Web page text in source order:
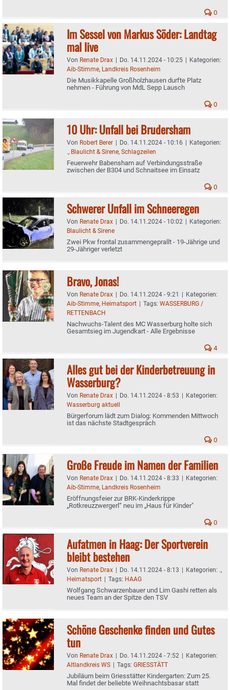
0
Im Sessel von Markus Söder: Landtag
mal live
Von Renate Drax | Do. 14.11.2024 - 10:25 | Kategorien:
Aib-Stimme, Landkreis Rosenheim
Die Musikkapelle Großholzhausen durfte Platz
nehmen - Führung von MdL Sepp Lausch
0
10 Uhr: Unfall bei Brudersham
Von Robert Berer | Do. 14.11.2024 - 10:16 | Kategorien:
., Blaulicht & Sirene, Schlagzeilen
Feuerwehr Babensham auf Verbindungsstraße
zwischen der B304 und Schnaitsee im Einsatz
0
Schwerer Unfall im Schneeregen
Von Renate Drax | Do. 14.11.2024 - 10:02 | Kategorien:
Blaulicht & Sirene
Zwei Pkw frontal zusammengeprallt - 19-Jährige und
29-Jähriger verletzt
Bravo, Jonas!
Von Renate Drax | Do. 14.11.2024 - 9:21 | Kategorien:
Aib-Stimme, Heimatsport | Tags: WASSERBURG /
RETTENBACH
Nachwuchs-Talent des MC Wasserburg holte sich
Gesamtsieg im Jugendkart - Alle Ergebnisse
4
Alles gut bei der Kinderbetreuung in
Wasserburg?
Von Renate Drax | Do. 14.11.2024 - 8:53 | Kategorien:
Wasserburg aktuell
Bürgerforum lädt zum Dialog: Kommenden Mittwoch
ist das nächste Stadtgespräch
0
Große Freude im Namen der Familien
Von Renate Drax | Do. 14.11.2024 - 8:33 | Kategorien:
Aib-Stimme, Landkreis Rosenheim
Eröffnungsfeier zur BRK-Kinderkrippe
„Rotkreuzzwergerl“ neu im „Haus für Kinder"
0
Aufatmen in Haag: Der Sportverein
bleibt bestehen
Von Renate Drax | Do. 14.11.2024 - 8:13 | Kategorien: .,
Heimatsport | Tags: HAAG
Wolfgang Schwarzenbauer und Lim Gashi retten als
neues Team an der Spitze den TSV
Schöne Geschenke finden und Gutes
tun
Von Renate Drax | Do. 14.11.2024 - 7:52 | Kategorien:
Altlandkreis WS | Tags: GRIESSTÄTT
Jubiläum beim Griesstätter Kindergarten: Zum 25.
Mal findet der beliebte Weihnachtsbasar statt